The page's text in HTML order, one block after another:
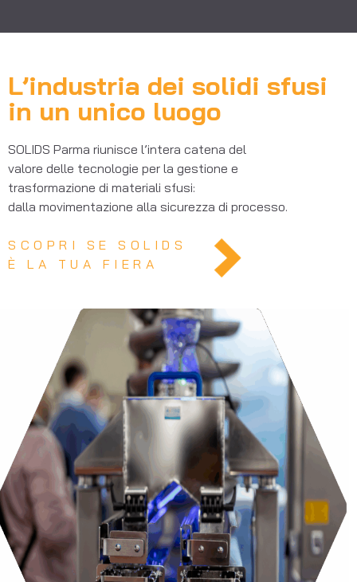
L’industria dei solidi sfusi
in un unico luogo
SOLIDS Parma riunisce l’intera catena del
valore delle tecnologie per la gestione e
trasformazione di materiali sfusi:
dalla movimentazione alla sicurezza di processo.
SCOPRI SE SOLIDS
È LA TUA FIERA